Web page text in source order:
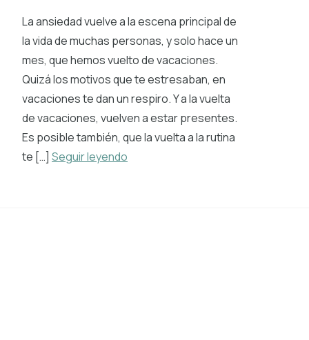
La ansiedad vuelve a la escena principal de
la vida de muchas personas, y solo hace un
mes, que hemos vuelto de vacaciones.
Quizá los motivos que te estresaban, en
vacaciones te dan un respiro. Y a la vuelta
de vacaciones, vuelven a estar presentes.
Es posible también, que la vuelta a la rutina
te […] Seguir leyendo